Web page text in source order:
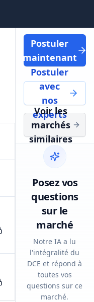
Postuler
maintenant
Postuler
avec
nos
experts
Voir les
marchés
similaires
Posez vos
questions
sur le
marché
Notre IA a lu
l'intégralité du
DCE et répond à
toutes vos
questions sur ce
marché.